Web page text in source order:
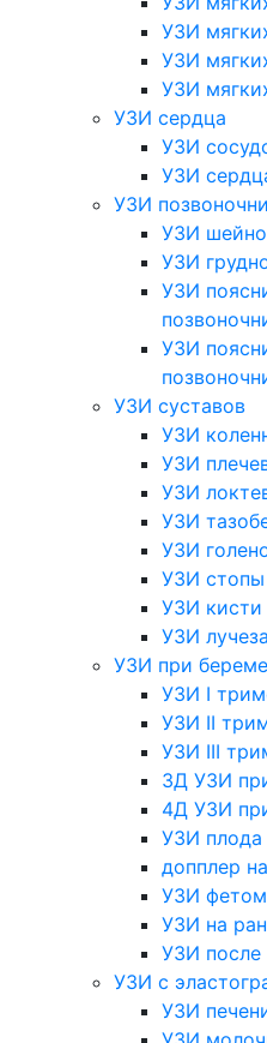
УЗИ
УЗИ
УЗИ
УЗИ сердца
УЗИ
УЗИ
УЗИ
УЗИ
УЗИ
УЗИ
УЗИ
УЗИ суставов
УЗИ
УЗИ
УЗИ
УЗИ
УЗИ
УЗИ стопы
УЗИ кисти
УЗИ
УЗИ при
УЗИ I
УЗИ II
УЗИ III
3Д УЗИ
4Д УЗИ
УЗИ плода
допплер
УЗИ
УЗИ на
УЗИ после
УЗИ с
УЗИ